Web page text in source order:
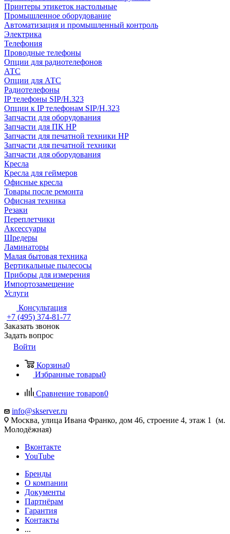
Принтеры этикеток настольные
Промышленное оборудование
Автоматизация и промышленный контроль
Электрика
Телефония
Проводные телефоны
Опции для радиотелефонов
АТС
Опции для АТС
Радиотелефоны
IP телефоны SIP/H.323
Опции к IP телефонам SIP/H.323
Запчасти для оборудования
Запчасти для ПК HP
Запчасти для печатной техники HP
Запчасти для печатной техники
Запчасти для оборудования
Кресла
Кресла для геймеров
Офисные кресла
Товары после ремонта
Офисная техника
Резаки
Переплетчики
Аксессуары
Шредеры
Ламинаторы
Малая бытовая техника
Вертикальные пылесосы
Приборы для измерения
Импортозамещение
Услуги
Консультация
+7 (495) 374-81-77
Заказать звонок
Задать вопрос
Войти
Корзина0
Избранные товары0
Сравнение товаров0
info@skserver.ru
Москва, улица Ивана Франко, дом 46, строение 4, этаж 1 (м.
Молодёжная)
Вконтакте
YouTube
Бренды
О компании
Документы
Партнёрам
Гарантия
Контакты
...